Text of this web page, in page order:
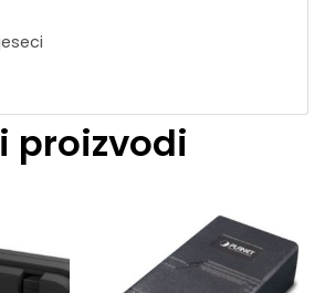
proizvodi